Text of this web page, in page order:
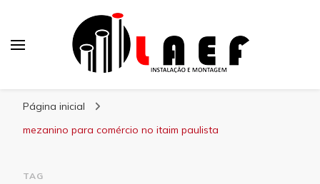
Página inicial
mezanino para comércio no itaim paulista
TAG